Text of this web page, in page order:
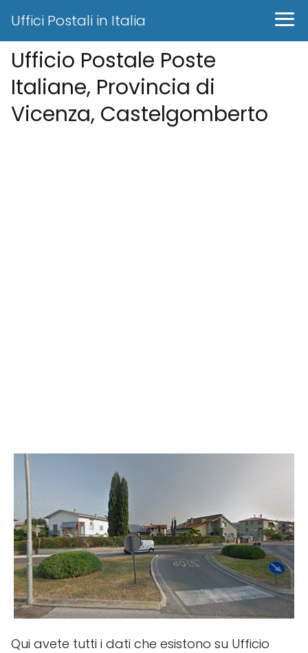
Uffici Postali in Italia
Ufficio Postale Poste
Italiane, Provincia di
Vicenza, Castelgomberto
Qui avete tutti i dati che esistono su Ufficio